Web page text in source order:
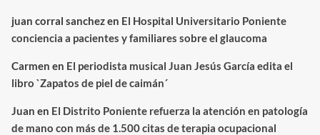
juan corral sanchezen El Hospital Universitario Poniente
conciencia a pacientes y familiares sobre el glaucoma
Carmen en El periodista musical Juan Jesús García edita el
libro `Zapatos de piel de caimán´
Juan en El Distrito Poniente refuerza la atención en patología
de mano con más de 1.500 citas de terapia ocupacional